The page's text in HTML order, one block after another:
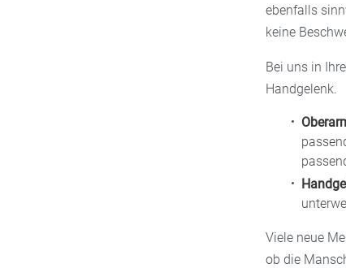
ebenfalls
keine
Bei uns in
Handgelenk.
Viele neue
ob die